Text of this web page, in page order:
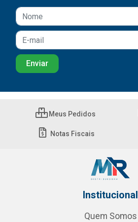
Meus Pedidos
Notas Fiscais
Institucional
Quem Somos